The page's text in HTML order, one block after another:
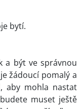
bytí.
a být ve správnou
žádoucí pomalý a
aby mohla nastat
muset ještě